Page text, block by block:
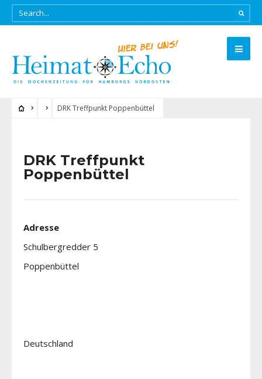
DRK Treffpunkt Poppenbüttel
DRK Treffpunkt
Poppenbüttel
Adresse
Schulbergredder 5
Poppenbüttel
Deutschland